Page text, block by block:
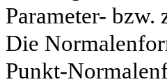
Parameter-
Die
Punkt-